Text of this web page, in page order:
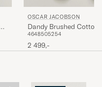
OSCAR JACOBSON
Dandy Brushed Cotton
Brown
4648505254
2 499,-